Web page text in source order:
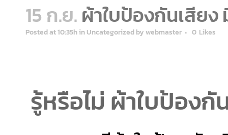
15 ก.ย.ผ้าใบป้องกันเสีย
Posted at 10:35hinUncategorizedbywebmaster 0 Likes
รู้หรือไม่ ผ้าใบป้อง